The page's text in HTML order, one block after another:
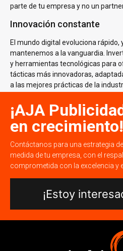
parte de tu empresa y no un
Innovación constante
El mundo digital evoluciona rápido,
mantenemos a la vanguardia.
y herramientas tecnológicas para
tácticas más innovadoras,
a las mejores prácticas de la
¡AJA
en crecimiento!
Contáctanos para una estrategia
medida de tu empresa, con el
comprometida con la excelencia y
¡Estoy